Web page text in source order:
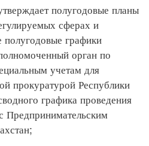
полугодовые планы
сферах и
полугодовые графики
орган по
учетам для
прокуратурой Республики
графика проведения
Предпринимательским